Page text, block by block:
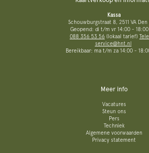
Kassa
Schouwburgstraat 8, 2511 VA Den
Geopend: di t/m vr 14:00 -
088 356 53 56 (lokaal tarief)
service@hnt.nl
Bereikbaar: ma t/m za 14:00 -
Meer info
Vacatures
Steun ons
Pers
Techniek
Algemene voorwaarden
Privacy statement